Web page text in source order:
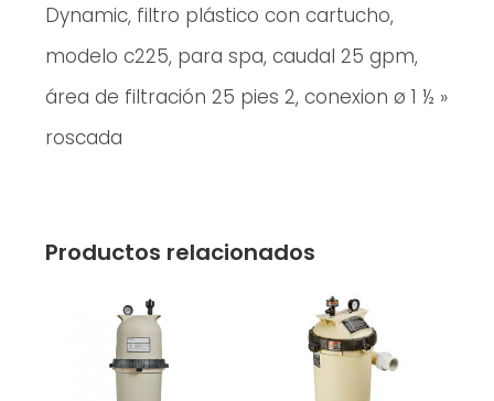
Dynamic, filtro plástico con cartucho,
modelo c225, para spa, caudal 25 gpm,
área de filtración 25 pies 2, conexion ø 1 ½ »
roscada
Productos relacionados